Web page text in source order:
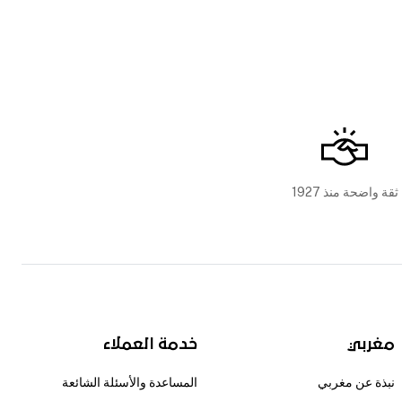
ثقة واضحة منذ 1927
مغربي
نبذة عن مغربي
خدمة العملاء
المساعدة والأسئلة الشائعة